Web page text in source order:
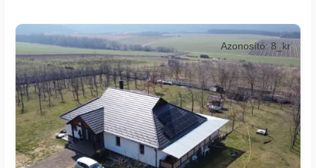
Azonosító: 8_kr